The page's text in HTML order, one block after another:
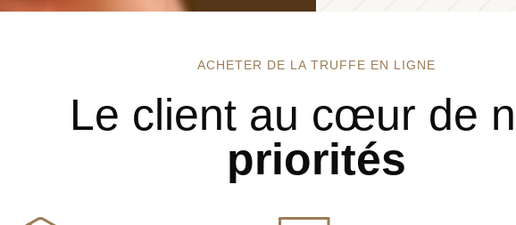
ACHETER DE LA TRUFFE EN LIGNE
Le client au cœur de
priorités